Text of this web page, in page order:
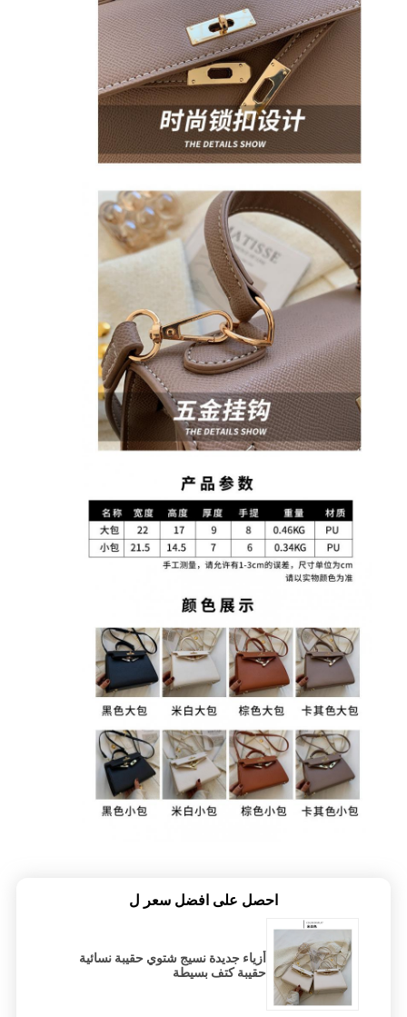
احصل على افضل سعر ل
أزياء جديدة نسيج شتوي حقيبة نسائية
حقيبة كتف بسيطة